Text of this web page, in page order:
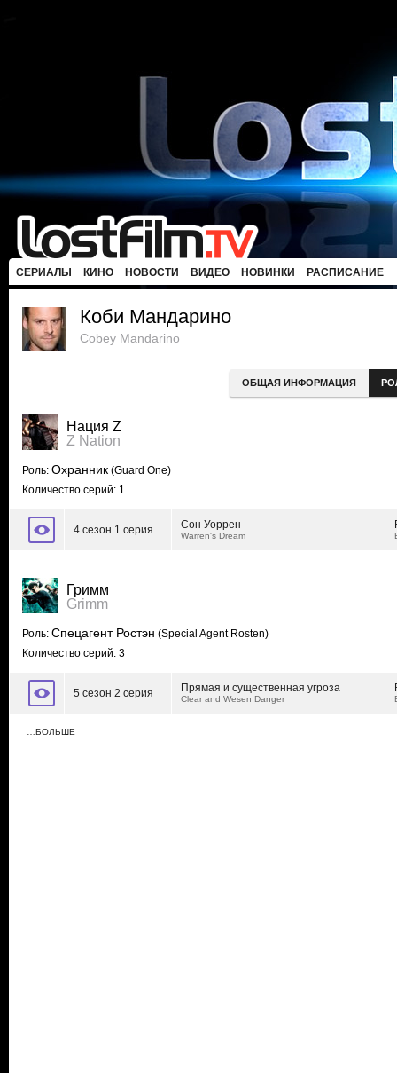
СЕРИАЛЫ КИНО НОВОСТИ ВИДЕО НОВИНКИ РАСПИСАНИЕ
Коби Мандарино
Cobey Mandarino
ОБЩАЯ ИНФОРМАЦИЯ
Нация Z
Z Nation
Роль: Охранник (Guard One)
Количество серий: 1
4 сезон 1 серия Сон Уоррен
Warren's Dream
Гримм
Grimm
Роль: Спецагент Ростэн (Special Agent Rosten)
Количество серий: 3
5 сезон 2 серия Прямая и существенная угроза
Clear and Wesen Danger
…БОЛЬШЕ